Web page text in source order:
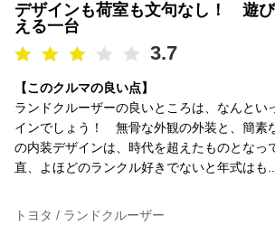
デザインも荷室も文句なし！ 遊
える一台
3.7
【このクルマの良い点】
ランドクルーザーの良いところは、なんとい
インでしょう！ 無骨な外観の外装と、簡素
の内装デザインは、時代を超えたものとなっ
直、よほどのランクル好きでないと年式はも...
トヨタ / ランドクルーザー